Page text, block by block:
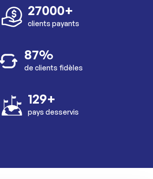
27000+
clients payants
87%
de clients fidèles
129+
pays desservis